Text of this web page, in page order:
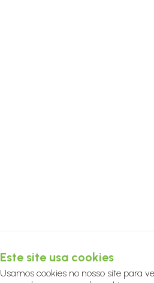
Este site usa cookies
Usamos cookies no nosso site para